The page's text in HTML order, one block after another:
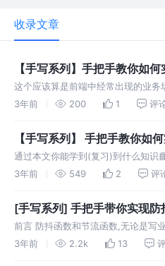
收录文章
【手写系列】手把手教你如何
表转树-树转列表
这个应该算是前端中经常出现的业务
大部分都是由组件库帮助你做好了这
天，我们就来好好讲解下这两个需求
写，在知道如何用的情况下，也要知
3年前 200 1 评
【手写系列】 手把手教你如
apply bind
通过本文你能学到(复习)到什么知识
（rest args） 普通函数和箭头函数的
Call​​来观察下，它的运行是什么样子
3年前 549 2 评
[手写系列] 手把手带你实现防
节流函数
前言 防抖函数和节流函数,无论是写
还是面试的时候,想必大家已经听过很
3年前 2.2k 13